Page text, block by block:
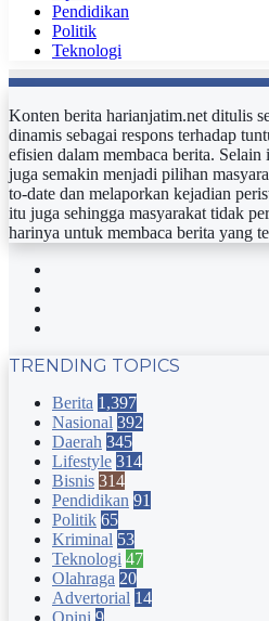
Pendidikan
Politik
Teknologi
Konten berita harianjatim.net ditulis
dinamis sebagai respons terhadap
efisien dalam membaca berita.
juga semakin menjadi pilihan
to-date dan melaporkan kejadian
itu juga sehingga masyarakat tidak
harinya untuk membaca berita yang
TRENDING TOPICS
Berita 1,397
Nasional 392
Daerah 345
Lifestyle 314
Bisnis 314
Pendidikan 91
Politik 65
Kriminal 53
Teknologi 47
Olahraga 20
Advertorial 14